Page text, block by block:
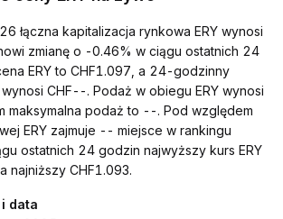
łączna kapitalizacja rynkowa ERY wynosi
zmianę o -0.46% w ciągu ostatnich 24
ERY to CHF1.097, a 24-godzinny
CHF--. Podaż w obiegu ERY wynosi
maksymalna podaż to --. Pod względem
ERY zajmuje -- miejsce w rankingu
ostatnich 24 godzin najwyższy kurs ERY
najniższy CHF1.093.
data